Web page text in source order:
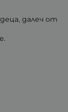
далеч от